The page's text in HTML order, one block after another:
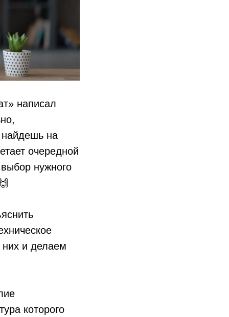
написал
найдешь на
очередной
нужного
и делаем
которого